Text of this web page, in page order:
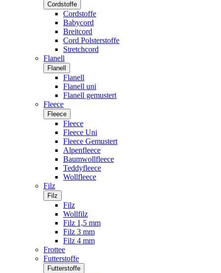
Cordstoffe
Cordstoffe
Babycord
Breitcord
Cord Polsterstoffe
Stretchcord
Flanell
Flanell
Flanell
Flanell uni
Flanell gemustert
Fleece
Fleece
Fleece
Fleece Uni
Fleece Gemustert
Alpenfleece
Baumwollfleece
Teddyfleece
Wollfleece
Filz
Filz
Filz
Wollfilz
Filz 1,5 mm
Filz 3 mm
Filz 4 mm
Frottee
Futterstoffe
Futterstoffe